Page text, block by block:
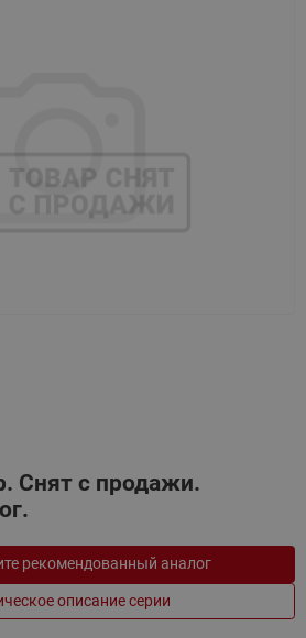
Снят с продажи.
рекомендованный аналог
описание серии